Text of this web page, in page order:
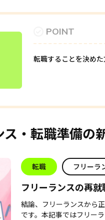
POINT
転職することを決めた
ス・転職準備の
転職 フリーラ
フリーランスの再
戦略
結論、フリーランスから
です。本記事ではフリー